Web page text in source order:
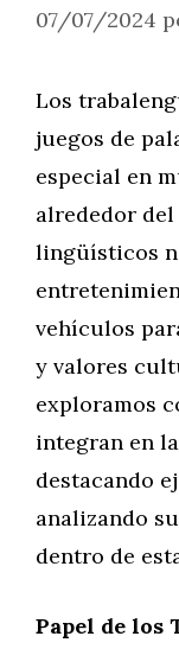
07/07/2024
Los
juegos de
especial en
alrededor del
lingüísticos
vehículos
y valores
exploramos
integran en
destacando
analizando
dentro de
Papel de los